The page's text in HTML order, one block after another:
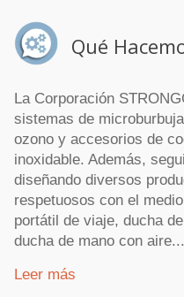
Qué
La Corporación
sistemas de
ozono y accesorios de
inoxidable. Además,
diseñando diversos
respetuosos con el
portátil de viaje, ducha
ducha de mano con
Leer más